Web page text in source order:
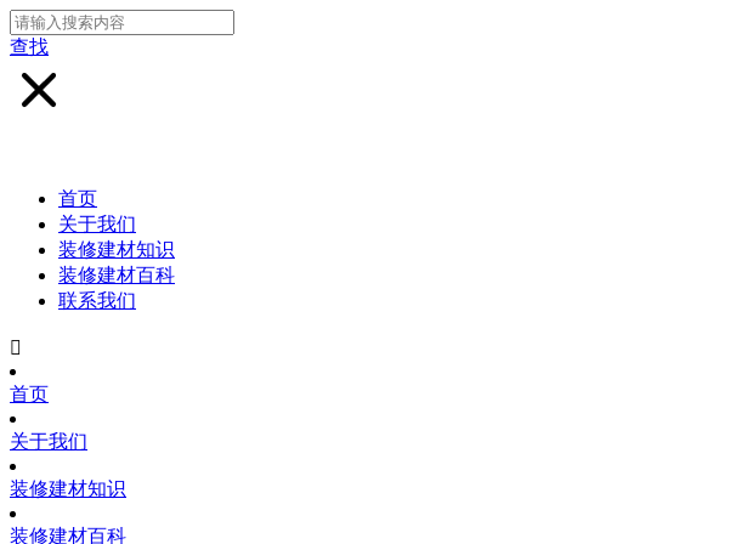
查找
首页
关于我们
装修建材知识
装修建材百科
联系我们

首页
关于我们
装修建材知识
装修建材百科